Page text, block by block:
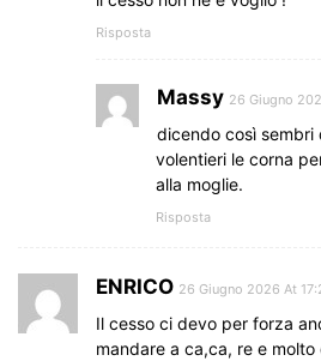
Risposta
Massy 26 Giugno
dicendo così sembri
volentieri le corna
alla moglie.
Risposta
ENRICO 26 Giugno 2026 At
Il cesso ci devo per forza
mandare a ca,ca, re e